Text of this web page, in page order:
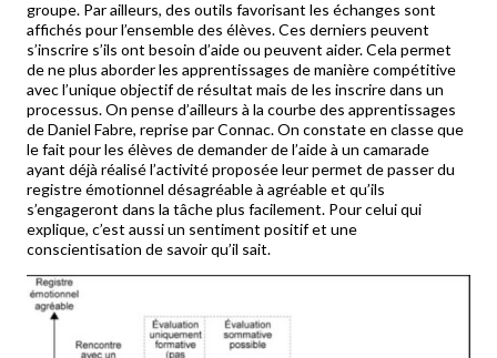
groupe. Par ailleurs, des outils favorisant les échanges sont
affichés pour l’ensemble des élèves. Ces derniers peuvent
s’inscrire s’ils ont besoin d’aide ou peuvent aider. Cela permet
de ne plus aborder les apprentissages de manière compétitive
avec l’unique objectif de résultat mais de les inscrire dans un
processus. On pense d’ailleurs à la courbe des apprentissages
de Daniel Fabre, reprise par Connac. On constate en classe que
le fait pour les élèves de demander de l’aide à un camarade
ayant déjà réalisé l’activité proposée leur permet de passer du
registre émotionnel désagréable à agréable et qu’ils
s’engageront dans la tâche plus facilement. Pour celui qui
explique, c’est aussi un sentiment positif et une
conscientisation de savoir qu’il sait.